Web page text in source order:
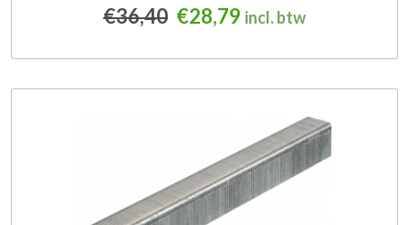
€36,40 Oorspronkelijke prijs
€28,79 Huidige prijs is:
incl. btw